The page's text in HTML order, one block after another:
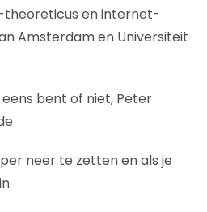
theoreticus en internet-
Amsterdam en Universiteit
bent of niet, Peter
neer te zetten en als je